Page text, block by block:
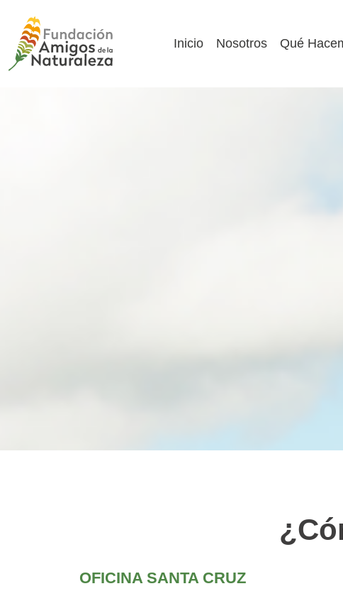
Inicio Nosotros Qué
OFICINA SANTA CRUZ